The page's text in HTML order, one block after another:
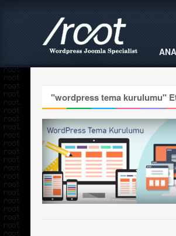
"wordpress tema kurulumu"